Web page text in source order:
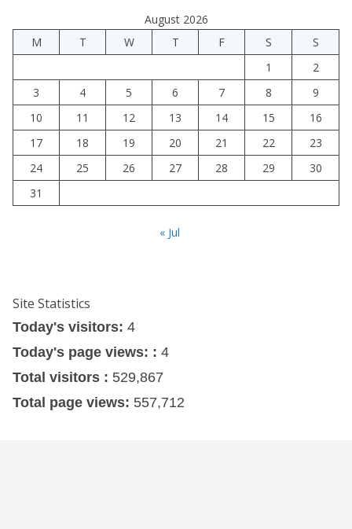
August 2026
M
T W T F S
S
1
2
3
4 5 6 7 8
9
10
11 12 13 14 15
16
17
18 19 20 21 22
23
24
25 26 27 28 29
30
31
« Jul
Site Statistics
Today's visitors: 4
Today's page views: : 4
Total visitors : 529,867
Total page views: 557,712